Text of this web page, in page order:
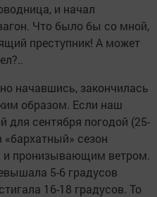
и начал
Что было бы со мной,
преступник! А может
начавшись, закончилась
образом. Если наш
для сентября погодой (25-
«бархатный» сезон
и пронизывающим ветром.
5-6 градусов
16-18 градусов. То